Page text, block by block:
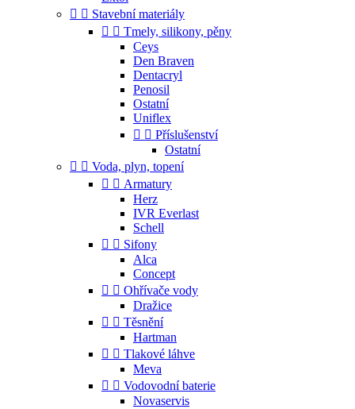
  Stavební materiály
  Tmely, silikony, pěny
Ceys
Den Braven
Dentacryl
Penosil
Ostatní
Uniflex
  Příslušenství
Ostatní
  Voda, plyn, topení
  Armatury
Herz
IVR Everlast
Schell
  Sifony
Alca
Concept
  Ohřívače vody
Dražice
  Těsnění
Hartman
  Tlakové láhve
Meva
  Vodovodní baterie
Novaservis